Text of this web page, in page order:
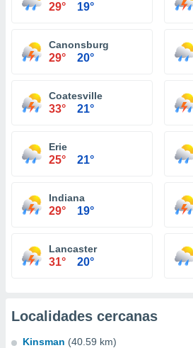
29° 19°
Canonsburg
29° 20°
Coatesville
33° 21°
Erie
25° 21°
Indiana
29° 19°
Lancaster
31° 20°
Localidades cercanas
Kinsman (40.59 km)